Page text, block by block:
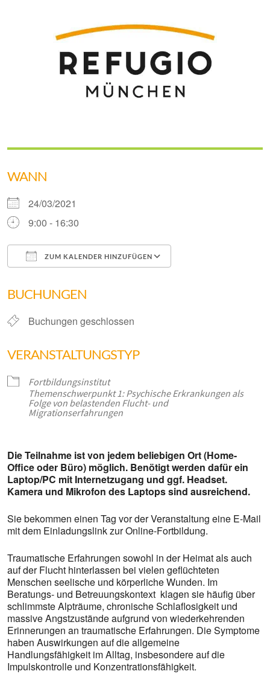
WANN
24/03/2021
9:00 - 16:30
ZUM KALENDER HINZUFÜGEN
BUCHUNGEN
Buchungen geschlossen
VERANSTALTUNGSTYP
Fortbildungsinstitut
Themenschwerpunkt 1: Psychische Erkrankungen als
Folge von belastenden Flucht- und
Migrationserfahrungen
Die Teilnahme ist von jedem beliebigen Ort (Home-
Office oder Büro) möglich. Benötigt werden dafür ein
Laptop/PC mit Internetzugang und ggf. Headset.
Kamera und Mikrofon des Laptops sind ausreichend.
Sie bekommen einen Tag vor der Veranstaltung eine E-Mail
mit dem Einladungslink zur Online-Fortbildung.
Traumatische Erfahrungen sowohl in der Heimat als auch
auf der Flucht hinterlassen bei vielen geflüchteten
Menschen seelische und körperliche Wunden. Im
Beratungs- und Betreuungskontext klagen sie häufig über
schlimmste Alpträume, chronische Schlaflosigkeit und
massive Angstzustände aufgrund von wiederkehrenden
Erinnerungen an traumatische Erfahrungen. Die Symptome
haben Auswirkungen auf die allgemeine
Handlungsfähigkeit im Alltag, insbesondere auf die
Impulskontrolle und Konzentrationsfähigkeit.